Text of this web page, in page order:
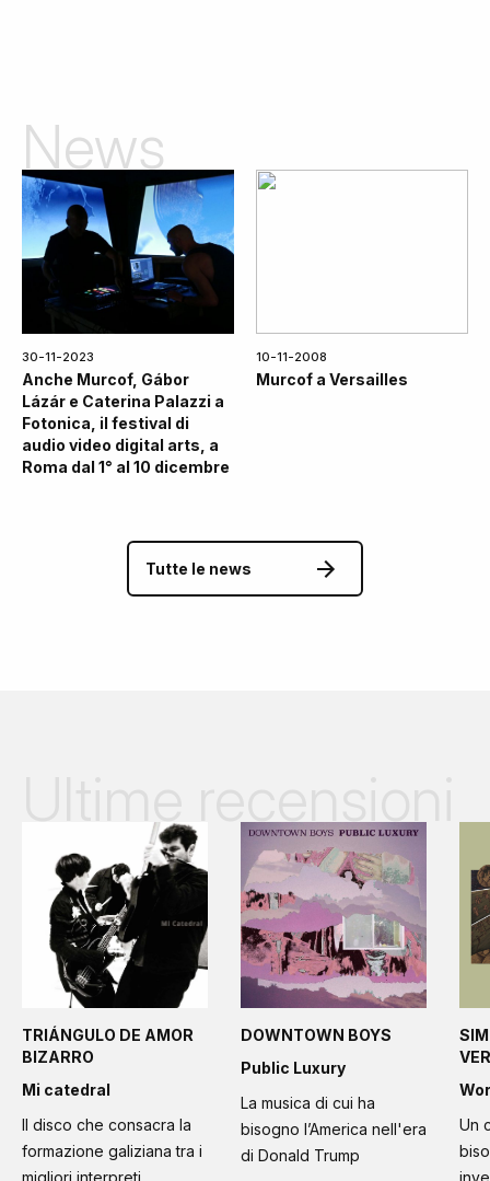
News
30-11-2023
Anche Murcof, Gábor
Lázár e Caterina Palazzi a
Fotonica, il festival di
audio video digital arts, a
Roma dal 1° al 10 dicembre
10-11-2008
Murcof a Versailles
Tutte le news
TRIÁNGULO DE AMOR
BIZARRO
Mi catedral
Il disco che consacra la
formazione galiziana tra i
migliori interpreti
DOWNTOWN BOYS
Public Luxury
La musica di cui ha
bisogno l’America nell'era
di Donald Trump
Un